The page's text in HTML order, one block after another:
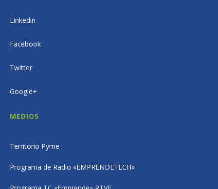
Linkedin
Facebook
Twitter
Google+
MEDIOS
Territorio Pyme
Programa de Radio «EMPRENDETECH»